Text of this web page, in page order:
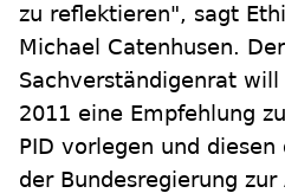
zu reflektieren", sagt
Michael Catenhusen.
Sachverständigenrat
2011 eine Empfehlung
PID vorlegen und
der Bundesregierung